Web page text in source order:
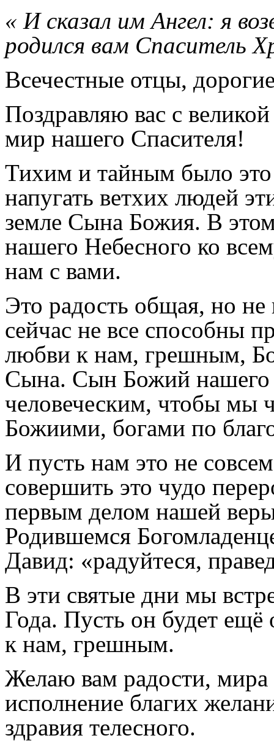
« И сказал им Ангел: я
родился вам Спаситель
Всечестные отцы,
Поздравляю вас с
мир нашего Спасителя!
Тихим и тайным было
напугать ветхих людей
земле Сына Божия. В
нашего Небесного ко
нам с вами.
Это радость общая, но не
сейчас не все способны
любви к нам, грешным,
Сына. Сын Божий нашего
человеческим, чтобы мы
Божиими, богами по
И пусть нам это не
совершить это чудо
первым делом нашей
Родившемся
Давид: «радуйтеся,
В эти святые дни мы
Года. Пусть он будет
к нам, грешным.
Желаю вам радости,
исполнение благих
здравия телесного.